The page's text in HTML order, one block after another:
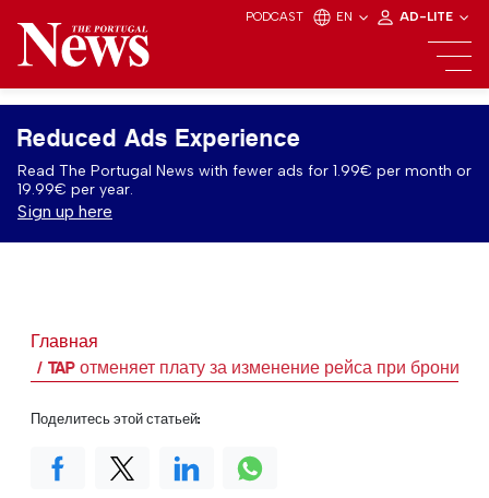
PODCAST EN AD-LITE
Reduced Ads Experience
Read The Portugal News with fewer ads for 1.99€ per month or
19.99€ per year.
Sign up here
Главная
TAP отменяет плату за изменение рейса при
Поделитесь этой статьей: